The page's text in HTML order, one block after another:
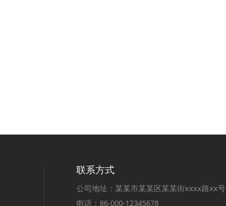
联系方式
公司地址：某某市某某区某某街xxxx路xx号
电话：86-000-12345678